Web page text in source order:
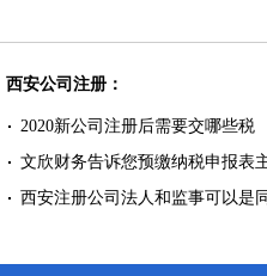
西安公司注册：
2020新公司注册后需要交哪些税
文欣财务告诉您预缴纳税申报表
西安注册公司法人和监事可以是